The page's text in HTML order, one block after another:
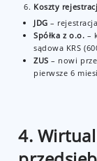
Koszty
JDG –
Spółka z o.o. –
sądowa KRS
ZUS – nowi
pierwsze 6
4.